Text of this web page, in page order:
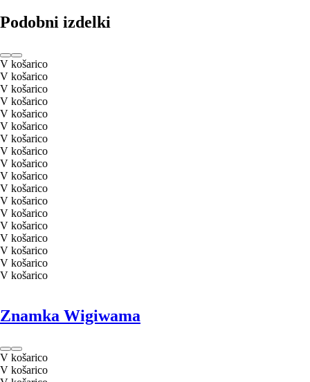
Podobni izdelki
V košarico
V košarico
V košarico
V košarico
V košarico
V košarico
V košarico
V košarico
V košarico
V košarico
V košarico
V košarico
V košarico
V košarico
V košarico
V košarico
V košarico
V košarico
Znamka Wigiwama
V košarico
V košarico